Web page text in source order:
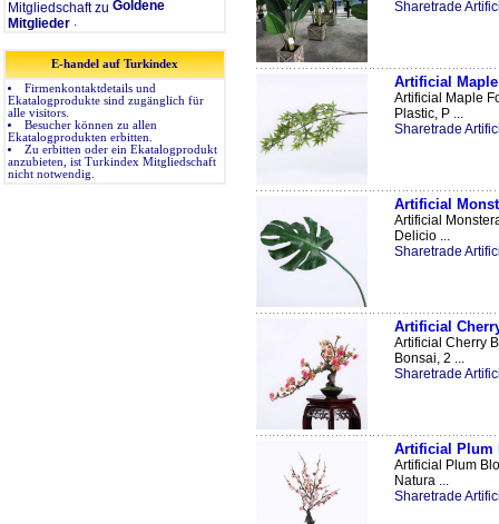
Mitgliedschaft zu Goldene
Mitglieder .
E-handel auf Turkindex
Firmenkontaktdetails und
Ekatalogprodukte sind zugänglich für
alle visitors.
Besucher können zu allen
Ekatalogprodukten erbitten.
Zu erbitten oder ein Ekatalogprodukt
anzubieten, ist Turkindex Mitgliedschaft
nicht notwendig.
Sharetrade
Artificial
Artificial Maple
Plastic, P ...
Sharetrade
Artificial
Artificial
Delicio ...
Sharetrade
Artificial
Artificial Cherry
Bonsai, 2 ...
Sharetrade
Artificial Plum
Artificial Plum
Natura ...
Sharetrade